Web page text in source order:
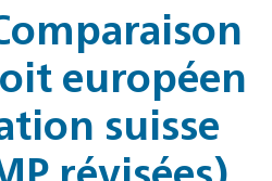
européen
suisse